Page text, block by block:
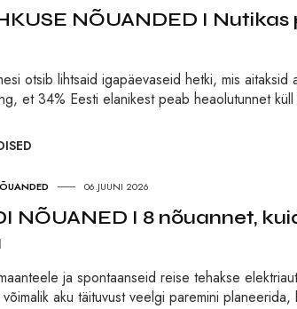
NÕUANDED I
otsib lihtsaid igapäevaseid hetki, mis
et 34% Eesti elanikest peab heaolutunnet
06.JUUNI 2026
NÕUANED I 8 nõuannet,
ja spontaanseid reise tehakse
aku täituvust veelgi paremini